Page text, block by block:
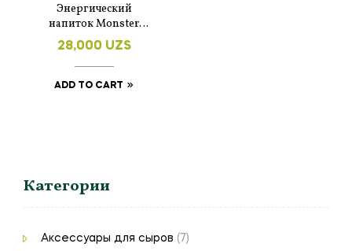
Энергический
напиток Monster
Energy Classic 500 мл
28,000 UZS
ADD TO CART
Категории
Аксессуары для сыров (7)